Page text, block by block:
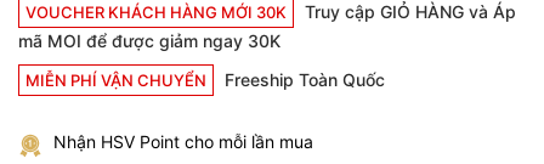
VOUCHER KHÁCH HÀNG MỚI 30K
Truy cập GIỎ HÀNG và Áp
mã MOI để được giảm ngay 30K
MIỄN PHÍ VẬN CHUYỂN Freeship Toàn Quốc
Nhận HSV Point cho mỗi lần mua